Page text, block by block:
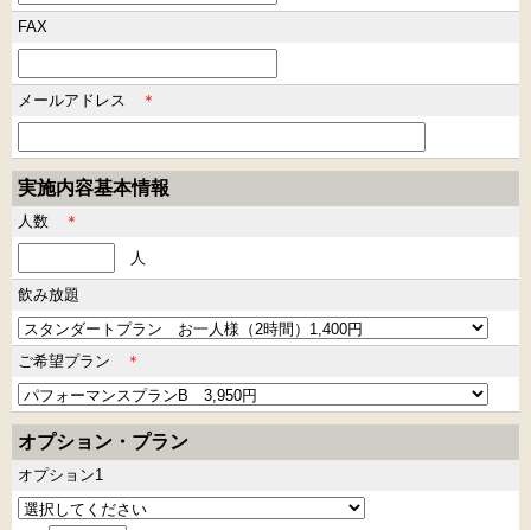
FAX
メールアドレス ＊
実施内容基本情報
人数 ＊
人
飲み放題
ご希望プラン ＊
オプション・プラン
オプション1